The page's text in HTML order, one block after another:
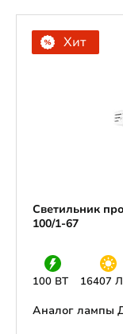
Хит
Светильник
100/1-67
100 ВТ 16407
Аналог лампы